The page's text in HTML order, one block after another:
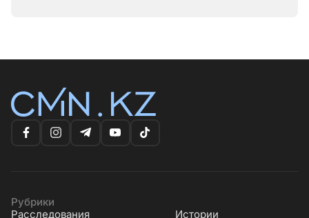
Рубрики
Расследования
Истории